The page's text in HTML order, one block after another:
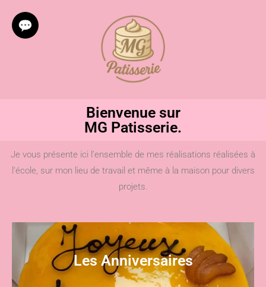
Bienvenue sur
MG Patisserie.
Je vous présente ici l’ensemble de mes réalisations réalisées à
l’école, sur mon lieu de travail et même à la maison pour divers
projets.
Les Anniversaires
💬